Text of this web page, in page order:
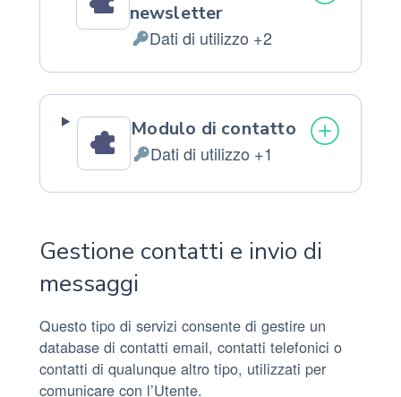
newsletter
Dati
Personali
trattati:
Dati di utilizzo +2
Modulo di contatto
Dati
Personali
Dati di utilizzo +1
Gestione contatti e invio di
messaggi
Questo tipo di servizi consente di gestire un
database di contatti email, contatti telefonici o
contatti di qualunque altro tipo, utilizzati per
comunicare con l’Utente.